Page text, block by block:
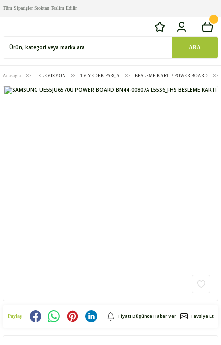
Tüm Siparişler Stoktan Teslim Edilir
ARA
Anasayfa TELEVİZYON TV YEDEK PARÇA BESLEME KARTI / POWER BOARD
Paylaş Fiyatı Düşünce Haber Ver Tavsiye Et